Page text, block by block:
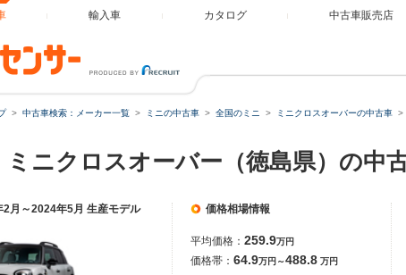
輸入車 カタログ 中古車販売店
中古車検索：メーカー一覧 ミニの中古車 全国のミニ ミニクロスオーバーの中古車
ミニクロスオーバー（徳島県）の中
2月～2024年5月 生産モデル 価格相場情報
平均価格： 259.9万円
価格帯： 64.9万円～488.8 万円